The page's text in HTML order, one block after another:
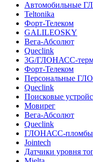
Автомобильные
Teltonika
Форт-Телеком
GALILEOSKY
Вега-Абсолют
Queclink
3G/ГЛОНАСС-
Форт-Телеком
Персональные
Queclink
Поисковые
Мовирег
Вега-Абсолют
Queclink
ГЛОНАСС-пломбы
Jointech
Датчики уровня